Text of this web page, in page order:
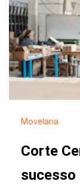
Movelaria
Corte
sucesso